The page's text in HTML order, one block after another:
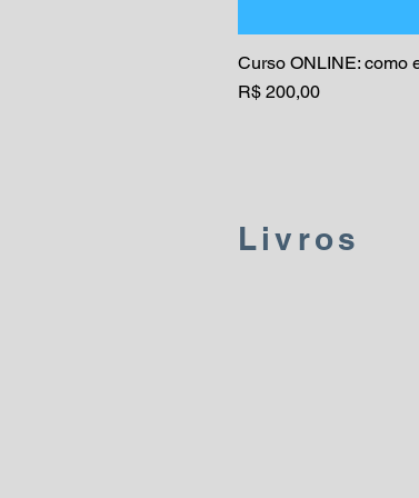
Curso ONLINE: como
Preço
R$ 200,00
Livros